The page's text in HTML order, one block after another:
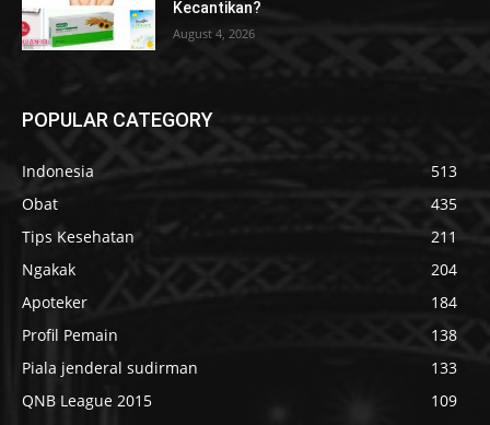
Kecantikan?
August 4, 2026
POPULAR CATEGORY
Indonesia
513
Obat
435
Tips Kesehatan
211
Ngakak
204
Apoteker
184
Profil Pemain
138
Piala jenderal sudirman
133
QNB League 2015
109